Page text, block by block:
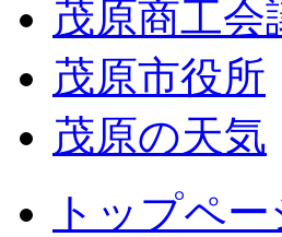
茂原商工会
茂原市役所
茂原の天気
トップペー